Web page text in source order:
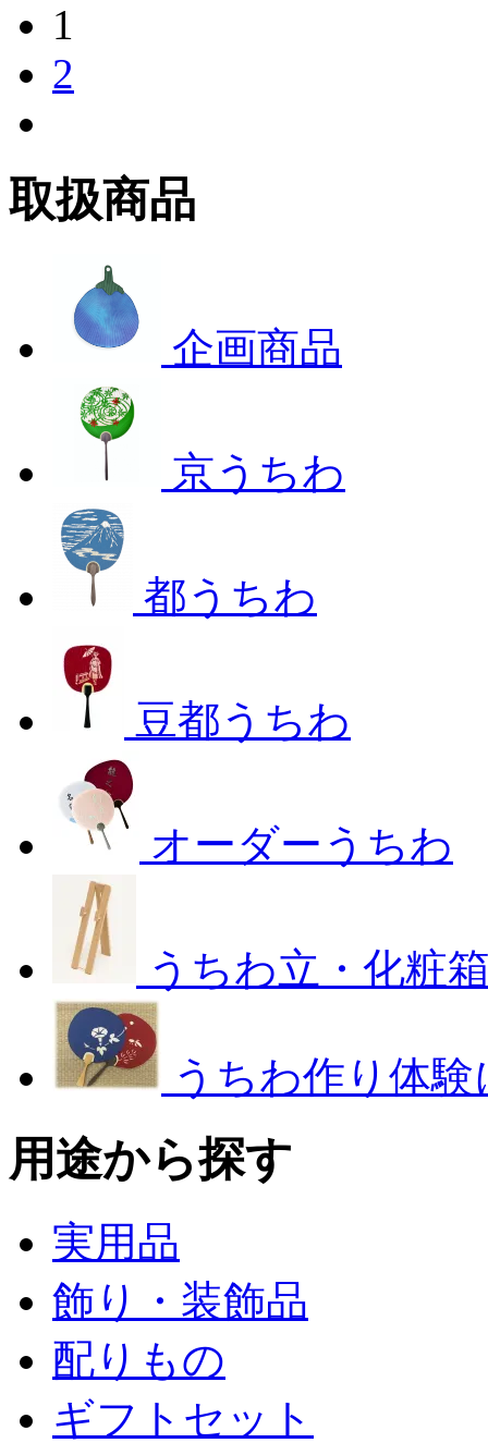
1
2
取扱商品
企画商品
京うちわ
都うちわ
豆都うちわ
オーダーうちわ
うちわ立・化粧
うちわ作り体
用途から探す
実用品
飾り・装飾品
配りもの
ギフトセット